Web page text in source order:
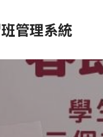
管理系統